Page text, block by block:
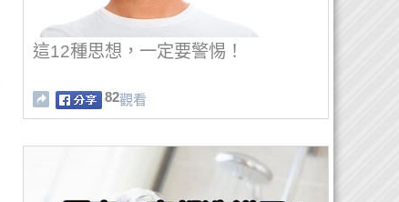
這12種思想，一定要警惕！
82觀看